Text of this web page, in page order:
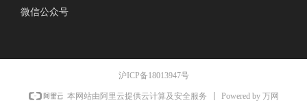
微信公众号
沪ICP备18013947号
本网站由阿里云提供云计算及安全服务 Powered by 万网